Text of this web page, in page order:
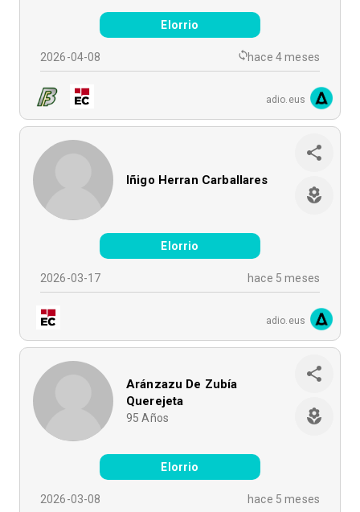
Elorrio
2026-04-08 hace 4 meses
adio.eus
Iñigo Herran Carballares
Elorrio
2026-03-17 hace 5 meses
adio.eus
Aránzazu De Zubía
Querejeta
95 Años
Elorrio
2026-03-08 hace 5 meses